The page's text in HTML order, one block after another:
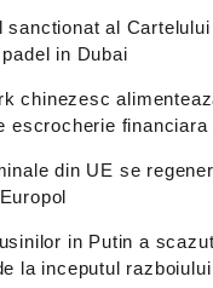
sanctionat al Cartelului
in Dubai
chinezesc
escrocherie financiara
din UE se
in Putin a
la inceputul razboiului